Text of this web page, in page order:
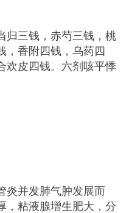
归三钱，赤芍三钱，桃
，香附四钱，乌药四
欢皮四钱。六剂咳平悸
炎并发肺气肿发展而
，粘液腺增生肥大，分